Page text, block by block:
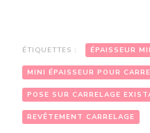
ÉTIQUETTES : ÉPAISSEUR
MINI ÉPAISSEUR POUR
POSE SUR CARRELAGE
REVÊTEMENT CARRELAGE